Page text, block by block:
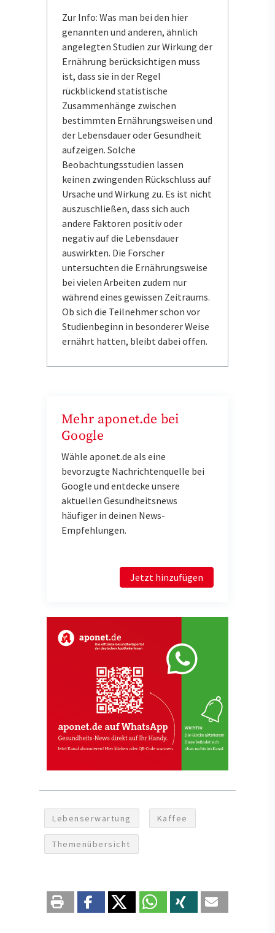
Zur Info: Was man bei den hier
genannten und anderen, ähnlich
angelegten Studien zur Wirkung der
Ernährung berücksichtigen muss
ist, dass sie in der Regel
rückblickend statistische
Zusammenhänge zwischen
bestimmten Ernährungsweisen und
der Lebensdauer oder Gesundheit
aufzeigen. Solche
Beobachtungsstudien lassen
keinen zwingenden Rückschluss auf
Ursache und Wirkung zu. Es ist nicht
auszuschließen, dass sich auch
andere Faktoren positiv oder
negativ auf die Lebensdauer
auswirkten. Die Forscher
untersuchten die Ernährungsweise
bei vielen Arbeiten zudem nur
während eines gewissen Zeitraums.
Ob sich die Teilnehmer schon vor
Studienbeginn in besonderer Weise
ernährt hatten, bleibt dabei offen.
Mehr aponet.de bei
Google
Wähle aponet.de als eine
bevorzugte Nachrichtenquelle bei
Google und entdecke unsere
aktuellen Gesundheitsnews
häufiger in deinen News-
Empfehlungen.
Jetzt hinzufügen
Lebenserwartung Kaffee
Themenübersicht